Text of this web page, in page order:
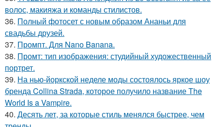
волос, макияжа и команды стилистов.
36. Полный фотосет с новым образом Ананьи для
свадьбы друзей.
37. Промпт. Для Nano Banana.
38. Промт: тип изображения: студийный художественный
портрет.
39. На нью-йоркской неделе моды состоялось яркое шоу
бренда Collina Strada, которое получило название The
World Is a Vampire.
40. Десять лет, за которые стиль менялся быстрее, чем